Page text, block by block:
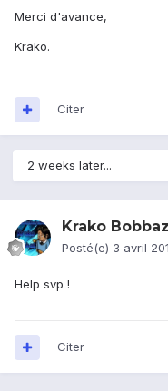
Merci d'avance,
Krako.
Citer
2 weeks later...
Krako Bobbaz
Posté(e) 3 avril
Help svp !
Citer